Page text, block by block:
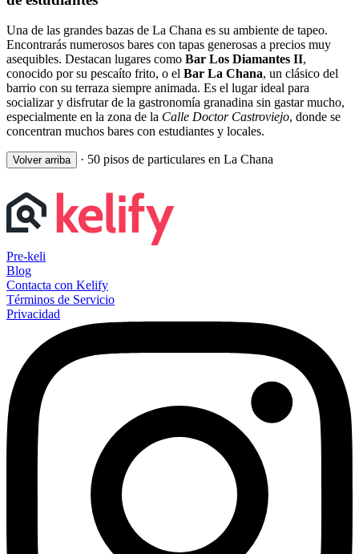
Una de las grandes bazas de La Chana es su ambiente de tapeo.
Encontrarás numerosos bares con tapas generosas a precios muy
asequibles. Destacan lugares como Bar Los Diamantes II,
conocido por su pescaíto frito, o el Bar La Chana, un clásico del
barrio con su terraza siempre animada. Es el lugar ideal para
socializar y disfrutar de la gastronomía granadina sin gastar mucho,
especialmente en la zona de la Calle Doctor Castroviejo, donde se
concentran muchos bares con estudiantes y locales.
Volver arriba · 50 pisos de particulares en La Chana
Pre-keli
Blog
Contacta con Kelify
Términos de Servicio
Privacidad